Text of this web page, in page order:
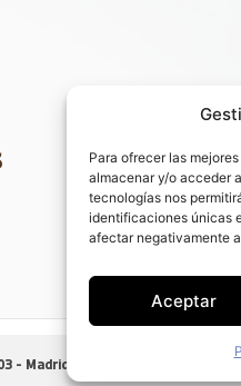
Para ofrecer las
almacenar y/o acceder
tecnologías nos
identificaciones únicas
afectar negativamente
Aceptar
- Madrid (España) | Política de